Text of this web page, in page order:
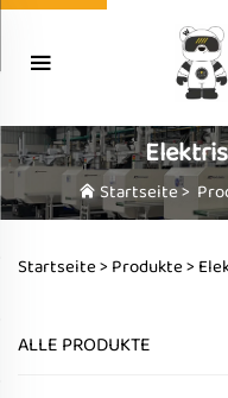
Startseite>
Startseite > Produkte>
ALLE PRODUKTE